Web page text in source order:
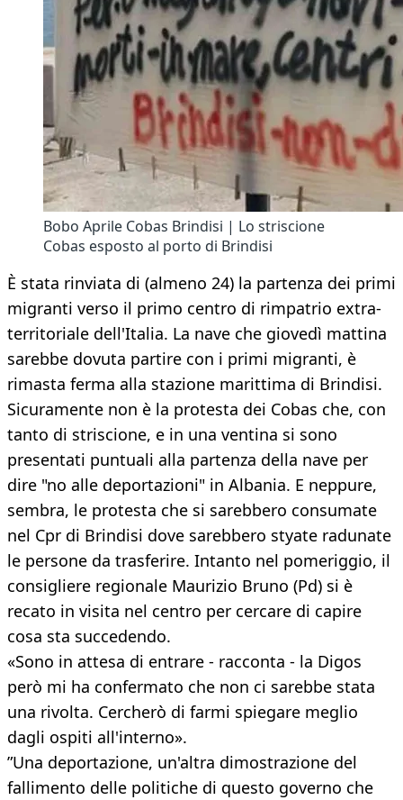
Bobo Aprile Cobas Brindisi | Lo striscione
Cobas esposto al porto di Brindisi
È stata rinviata di (almeno 24) la partenza dei primi
migranti verso il primo centro di rimpatrio extra-
territoriale dell'Italia. La nave che giovedì mattina
sarebbe dovuta partire con i primi migranti, è
rimasta ferma alla stazione marittima di Brindisi.
Sicuramente non è la protesta dei Cobas che, con
tanto di striscione, e in una ventina si sono
presentati puntuali alla partenza della nave per
dire "no alle deportazioni" in Albania. E neppure,
sembra, le protesta che si sarebbero consumate
nel Cpr di Brindisi dove sarebbero styate radunate
le persone da trasferire. Intanto nel pomeriggio, il
consigliere regionale Maurizio Bruno (Pd) si è
recato in visita nel centro per cercare di capire
cosa sta succedendo.
«Sono in attesa di entrare - racconta - la Digos
però mi ha confermato che non ci sarebbe stata
una rivolta. Cercherò di farmi spiegare meglio
dagli ospiti all'interno».
”Una deportazione, un'altra dimostrazione del
fallimento delle politiche di questo governo che